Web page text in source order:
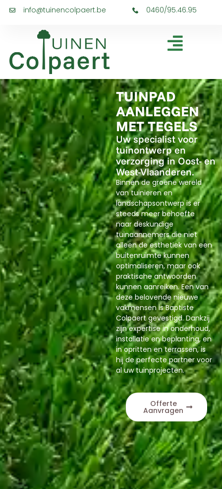
info@tuinencolpaert.be 0460/95.46.95
TUINPAD
AANLEGGEN
MET TEGELS
Uw specialist voor
tuinontwerp en
verzorging in Oost- en
West-Vlaanderen.
Binnen de groene wereld
van tuinieren en
landschapsontwerp is er
steeds meer behoefte
naar deskundige
tuinaannemers die niet
alleen de esthetiek van een
buitenruimte kunnen
optimaliseren, maar ook
praktische antwoorden
kunnen aanreiken. Een van
deze belovende nieuwe
vakmensen is Baptiste
Colpaert gevestigd. Dankzij
zijn expertise in onderhoud,
installatie en beplanting, en
in opritten en terrassen, is
hij de perfecte partner voor
al uw tuinprojecten.
Offerte
Aanvragen